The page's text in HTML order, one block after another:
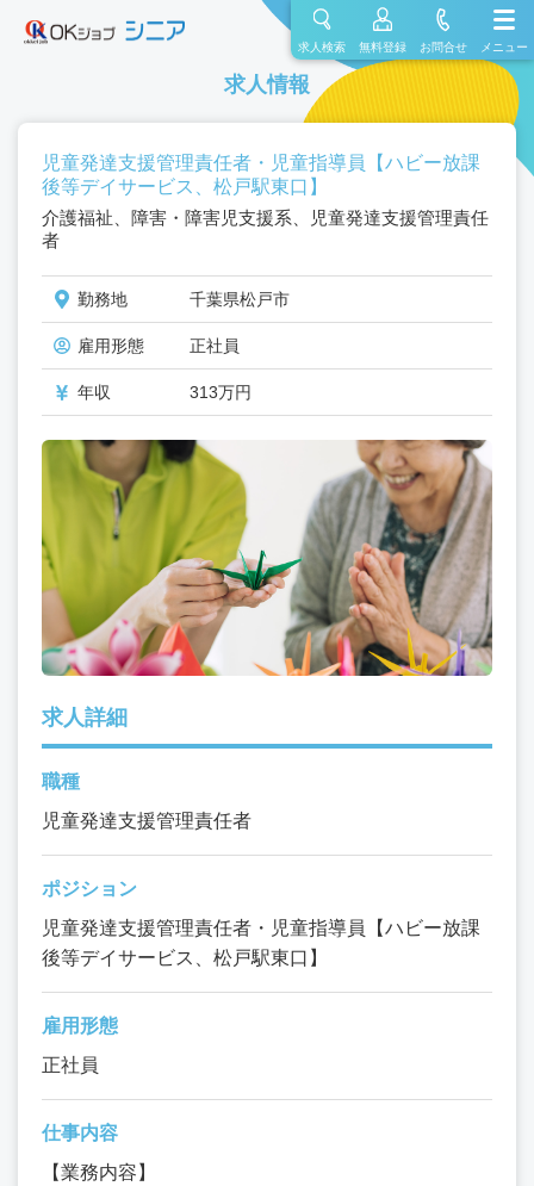
求人検索 無料登録 お問合せ メニュー
求人情報
児童発達支援管理責任者・児童指導員【ハビー放課
後等デイサービス、松戸駅東口】
介護福祉、障害・障害児支援系、児童発達支援管理責任
者
勤務地 千葉県松戸市
雇用形態 正社員
年収 313万円
求人詳細
職種
児童発達支援管理責任者
ポジション
児童発達支援管理責任者・児童指導員【ハビー放課
後等デイサービス、松戸駅東口】
雇用形態
正社員
仕事内容
【業務内容】